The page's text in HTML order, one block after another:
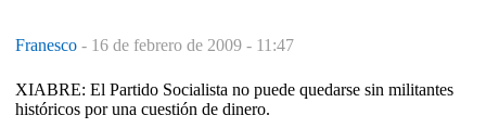
Franesco - 16 de febrero de 2009 - 11:47
XIABRE: El Partido Socialista no puede quedarse sin militantes
históricos por una cuestión de dinero.